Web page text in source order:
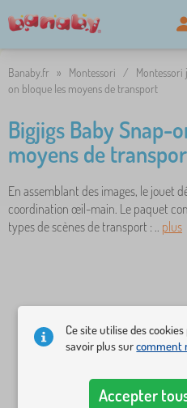
Banaby.fr » Montessori / Montessori
on bloque les moyens de transport
Bigjigs Baby Snap-
moyens de
En assemblant des images, le jouet
coordination œil-main. Le paquet
types de scènes de transport : .. plus
Ce site utilise des
savoir plus surcomment
Accepter